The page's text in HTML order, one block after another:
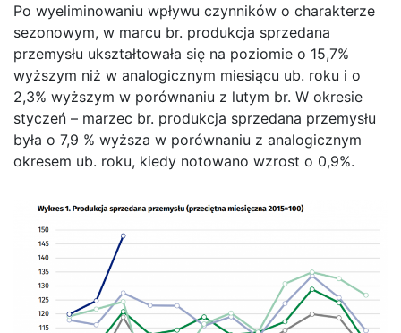
Po wyeliminowaniu wpływu czynników o charakterze
sezonowym, w marcu br. produkcja sprzedana
przemysłu ukształtowała się na poziomie o 15,7%
wyższym niż w analogicznym miesiącu ub. roku i o
2,3% wyższym w porównaniu z lutym br. W okresie
styczeń – marzec br. produkcja sprzedana przemysłu
była o 7,9 % wyższa w porównaniu z analogicznym
okresem ub. roku, kiedy notowano wzrost o 0,9%.